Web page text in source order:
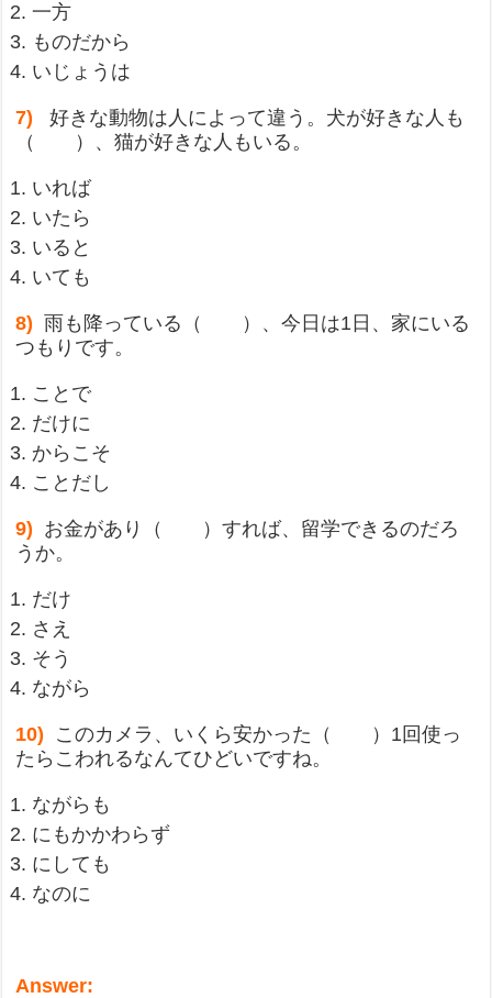
一方
ものだから
いじょうは
7) 好きな動物は人によって違う。犬が好きな人も
（ ）、猫が好きな人もいる。
いれば
いたら
いると
いても
8) 雨も降っている（ ）、今日は1日、家にいる
つもりです。
ことで
だけに
からこそ
ことだし
9) お金があり（ ）すれば、留学できるのだろ
うか。
だけ
さえ
そう
ながら
10) このカメラ、いくら安かった（ ）1回使っ
たらこわれるなんてひどいですね。
ながらも
にもかかわらず
にしても
なのに
Answer: